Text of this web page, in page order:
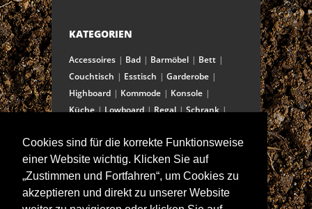
Cookies sind für die korrekte Funktionsweise
einer Website wichtig. Klicken Sie auf
„Zustimmen und Fortfahren“, um Cookies zu
akzeptieren und direkt zu unserer Website
KATEGORIEN
Accessoires Bad Barmöbel
Bett
Couchtisch
Esstisch
Garderobe
Highboard
Kommode
Konsole
Küche
Lowboard Regal
Schrank
Stuhl/Bank
Truhe
Vitrine
Wohnwand